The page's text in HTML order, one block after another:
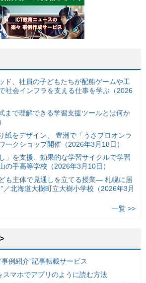
ド、社員の子どもたちが配船ゲームや工
社会インフラを支える仕事を学ぶ（2026
まで理解できる学習支援ツールとは何か
紙をデザイン、 豊洲で「うさプロオンラ
ークショップ開催（2026年3月18日）
」を支援、効果的な学習サイクルで学習
の手高等学校（2026年3月10日）
も主体で見通しを立てる授業— 札幌に届
／北海道大樹町立大樹小学校（2026年3月
一覧 >>
例紹介”記事転載サービス
スマホでアプリのように読む方法